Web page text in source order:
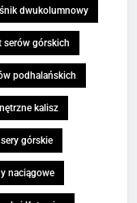
dwukolumnowy
serów górskich
podhalańskich
kalisz
sery górskie
naciągowe